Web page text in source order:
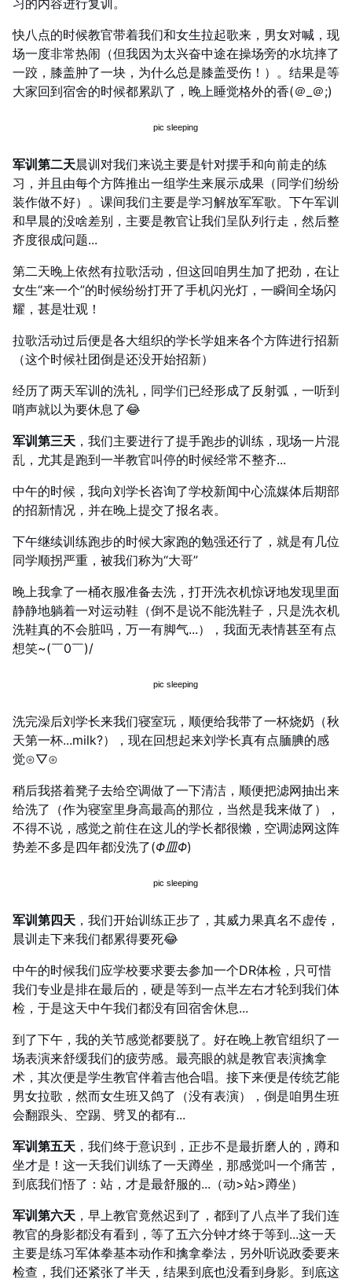
快八点的时候教官带着我们和女生拉起歌来，男女对喊，现
场一度非常热闹（但我因为太兴奋中途在操场旁的水坑摔了
一跤，膝盖肿了一块，为什么总是膝盖受伤！）。结果是等
大家回到宿舍的时候都累趴了，晚上睡觉格外的香(＠_＠;)
军训第二天晨训对我们来说主要是针对摆手和向前走的练
习，并且由每个方阵推出一组学生来展示成果（同学们纷纷
装作做不好）。课间我们主要是学习解放军军歌。下午军训
和早晨的没啥差别，主要是教官让我们呈队列行走，然后整
齐度很成问题...
第二天晚上依然有拉歌活动，但这回咱男生加了把劲，在让
女生“来一个”的时候纷纷打开了手机闪光灯，一瞬间全场闪
耀，甚是壮观！
拉歌活动过后便是各大组织的学长学姐来各个方阵进行招新
（这个时候社团倒是还没开始招新）
经历了两天军训的洗礼，同学们已经形成了反射弧，一听到
哨声就以为要休息了😂
军训第三天 ，我们主要进行了提手跑步的训练，现场一片混
乱，尤其是跑到一半教官叫停的时候经常不整齐...
中午的时候，我向刘学长咨询了学校新闻中心流媒体后期部
的招新情况，并在晚上提交了报名表。
下午继续训练跑步的时候大家跑的勉强还行了，就是有几位
同学顺拐严重，被我们称为“大哥”
晚上我拿了一桶衣服准备去洗，打开洗衣机惊讶地发现里面
静静地躺着一对运动鞋（倒不是说不能洗鞋子，只是洗衣机
洗鞋真的不会脏吗，万一有脚气...），我面无表情甚至有点
想笑~(￣0￣)/
洗完澡后刘学长来我们寝室玩，顺便给我带了一杯烧奶（秋
天第一杯...milk?），现在回想起来刘学长真有点腼腆的感
觉⊙▽⊙
稍后我搭着凳子去给空调做了一下清洁，顺便把滤网抽出来
给洗了（作为寝室里身高最高的那位，当然是我来做了），
不得不说，感觉之前住在这儿的学长都很懒，空调滤网这阵
势差不多是四年都没洗了(Φ皿Φ)
军训第四天 ，我们开始训练正步了，其威力果真名不虚传，
晨训走下来我们都累得要死😂
中午的时候我们应学校要求要去参加一个DR体检，只可惜
我们专业是排在最后的，硬是等到一点半左右才轮到我们体
检，于是这天中午我们都没有回宿舍休息...
到了下午，我的关节感觉都要脱了。好在晚上教官组织了一
场表演来舒缓我们的疲劳感。最亮眼的就是教官表演擒拿
术，其次便是学生教官伴着吉他合唱。接下来便是传统艺能
男女拉歌，然而女生班又鸽了（没有表演），倒是咱男生班
会翻跟头、空踢、劈叉的都有...
军训第五天 ，我们终于意识到，正步不是最折磨人的，蹲和
坐才是！这一天我们训练了一天蹲坐，那感觉叫一个痛苦，
到底我们悟了：站，才是最舒服的...（动>站>蹲坐）
军训第六天 ，早上教官竟然迟到了，都到了八点半了我们连
教官的身影都没有看到，等了五六分钟才终于等到...这一天
主要是练习军体拳基本动作和擒拿拳法，另外听说政委要来
检查，我们还紧张了半天，结果到底也没看到身影。到底这